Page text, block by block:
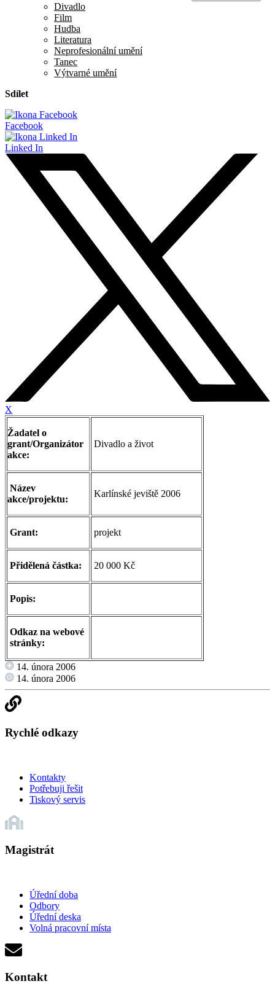
Divadlo
Film
Hudba
Literatura
Neprofesionální umění
Tanec
Výtvarné umění
Sdílet
Facebook
Linked In
X
Žadatel o
grant/Organizátor
akce:
Divadlo a život
Název
akce/projektu:
Karlínské jeviště 2006
Grant: projekt
Přidělená částka: 20 000 Kč
Popis:
Odkaz na webové
stránky:
14. února 2006
14. února 2006
Rychlé odkazy
Kontakty
Potřebuji řešit
Tiskový servis
Magistrát
Úřední doba
Odbory
Úřední deska
Volná pracovní místa
Kontakt